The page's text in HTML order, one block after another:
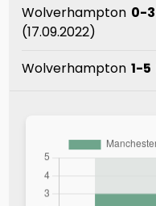
Wolverhampton 0-3
(17.09.2022)
Wolverhampton 1-5